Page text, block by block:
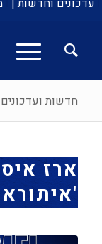
עדכונים וחדשות |
חדשות ועדכונים
ארז